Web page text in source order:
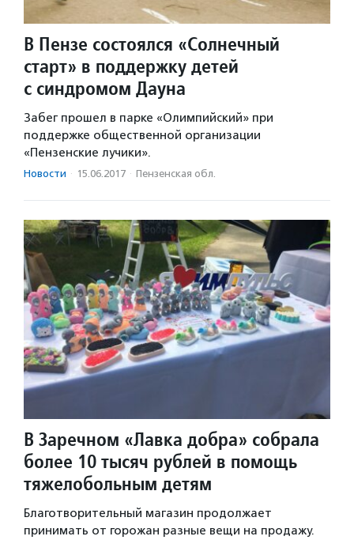
В Пензе состоялся «Солнечный
старт» в поддержку детей
с синдромом Дауна
Забег прошел в парке «Олимпийский» при
поддержке общественной организации
«Пензенские лучики».
Новости · 15.06.2017 · Пензенская обл.
В Заречном «Лавка добра» собрала
более 10 тысяч рублей в помощь
тяжелобольным детям
Благотворительный магазин продолжает
принимать от горожан разные вещи на продажу.